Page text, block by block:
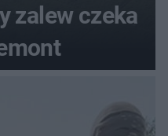
zalew czeka